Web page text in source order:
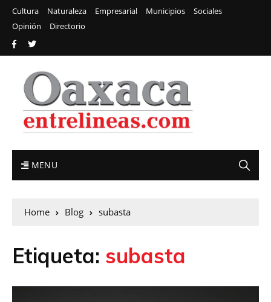
Cultura Naturaleza Empresarial Municipios
Sociales
Opinión
Directorio
MENU
Home Blog subasta
Etiqueta: subasta